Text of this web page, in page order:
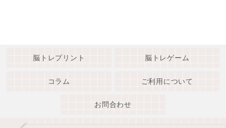
脳トレプリント 脳トレゲーム
コラム ご利用について
お問合わせ